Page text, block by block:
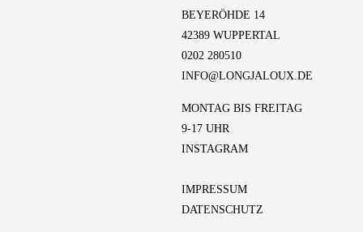
BEYERÖHDE 14
42389 WUPPERTAL
0202 280510
INFO@LONGJALOUX.DE
MONTAG BIS FREITAG
9-17 UHR
INSTAGRAM
IMPRESSUM
DATENSCHUTZ